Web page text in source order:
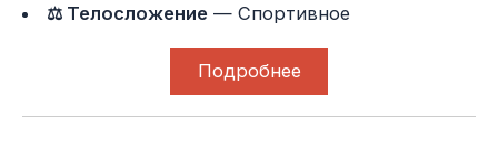
⚖ Телосложение — Спортивное
Подробнее